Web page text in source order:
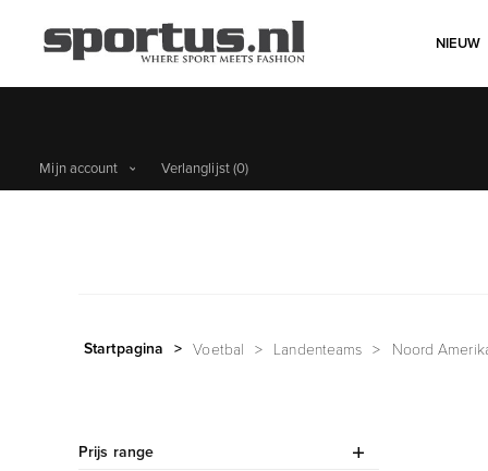
NIEUW
Mijn account Verlanglijst(0)
Startpagina > Voetbal > Landenteams > Noord
Prijs range